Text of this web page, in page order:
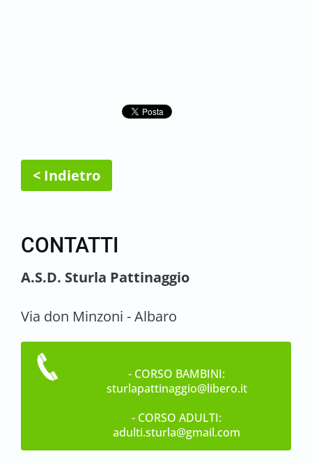
< Indietro
CONTATTI
A.S.D. Sturla Pattinaggio
Via don Minzoni - Albaro
- CORSO BAMBINI:
sturlapattinaggio@libero.it
- CORSO ADULTI:
adulti.sturla@gmail.com